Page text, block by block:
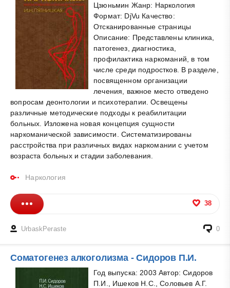
Цзюньмин Жанр: Наркология
Формат: DjVu Качество:
Отсканированные страницы
Описание: Представлены клиника,
патогенез, диагностика,
профилактика наркоманий, в том
числе среди подростков. В разделе,
посвященном организации
лечения, важное место отведено
вопросам деонтологии и психотерапии. Освещены
различные методические подходы к реабилитации
больных. Изложена новая концепция сущности
наркоманической зависимости. Систематизированы
расстройства при различных видах наркомании с учетом
возраста больных и стадии заболевания.
Наркология
38
UrbaskPeraste 0
Соматогенез алкоголизма - Сидоров П.И.
Год выпуска: 2003 Автор: Сидоров
П.И., Ишеков Н.С., Соловьев А.Г.